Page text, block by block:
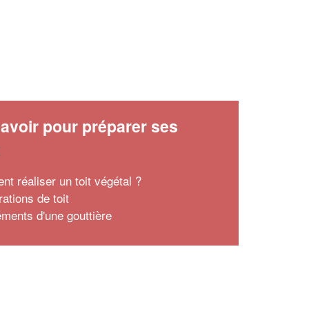
pour préparer ses
réaliser un toit végétal ?
de toit
d'une gouttière